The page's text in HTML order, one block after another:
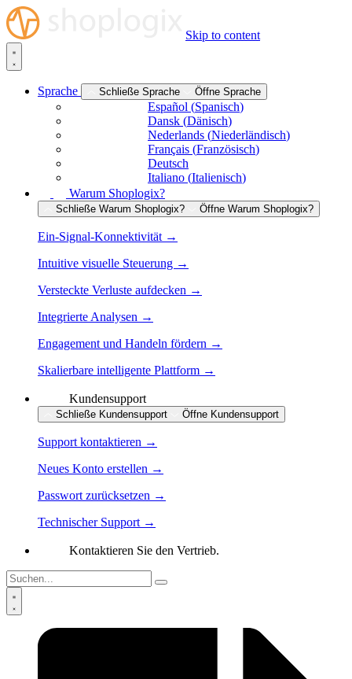
Skip to content
Sprache Schließe Sprache Öffne Sprache
Español (Spanisch)
Dansk (Dänisch)
Nederlands (Niederländisch)
Français (Französisch)
Deutsch
Italiano (Italienisch)
Warum Shoplogix?
Schließe Warum Shoplogix? Öffne Warum Shoplogix?
Ein-Signal-Konnektivität →
Intuitive visuelle Steuerung →
Versteckte Verluste aufdecken →
Integrierte Analysen →
Engagement und Handeln fördern →
Skalierbare intelligente Plattform →
Kundensupport
Schließe Kundensupport Öffne Kundensupport
Support kontaktieren →
Neues Konto erstellen →
Passwort zurücksetzen →
Technischer Support →
Kontaktieren Sie den Vertrieb.